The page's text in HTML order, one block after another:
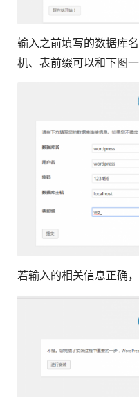
输入之前填写的数据库
机、表前缀可以和下图一
若输入的相关信息正确